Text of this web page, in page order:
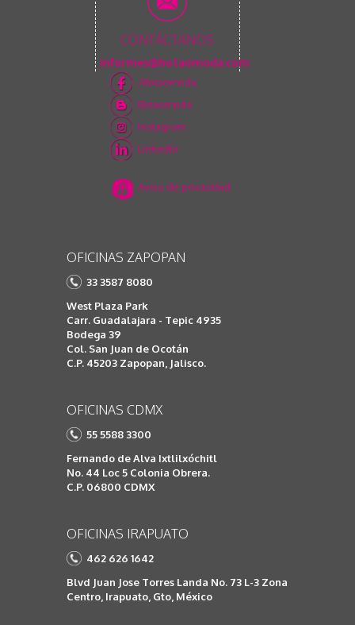
CONTÁCTANOS
informes@botaomoda.com
/Botaomoda
Botaomoda
Instagram
Linkedin
Aviso de privacidad
OFICINAS ZAPOPAN
33 3587 8080
West Plaza Park
Carr. Guadalajara - Tepic 4935
Bodega 39
Col. San Juan de Ocotán
C.P. 45203 Zapopan, Jalisco.
OFICINAS CDMX
55 5588 3300
Fernando de Alva Ixtlilxóchitl
No. 44 Loc 5 Colonia Obrera.
C.P. 06800 CDMX
OFICINAS IRAPUATO
462 626 1642
Blvd Juan Jose Torres Landa No. 73 L-3 Zona
Centro, Irapuato, Gto, México